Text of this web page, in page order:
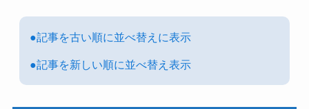
●記事を古い順に並べ替えに表示
●記事を新しい順に並べ替え表示